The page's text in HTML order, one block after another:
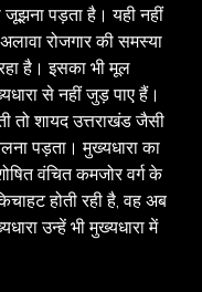
पड़ता है। यही नहीं
रोजगार की समस्या
है। इसका भी मूल
से नहीं जुड़ पाए हैं।
तो शायद उत्तराखंड जैसी
पड़ता। मुख्यधारा का
वंचित कमजोर वर्ग के
होती रही है, वह अब
उन्हें भी मुख्यधारा में